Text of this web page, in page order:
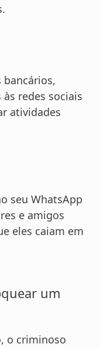
redes sociais
atividades
seu WhatsApp
e amigos
eles caiam em
um
o criminoso